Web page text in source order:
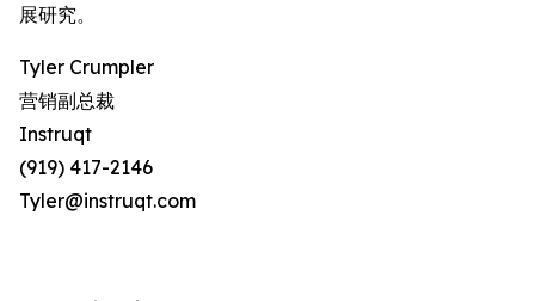
展研究。
Tyler Crumpler
营销副总裁
Instruqt
(919) 417-2146
Tyler@instruqt.com